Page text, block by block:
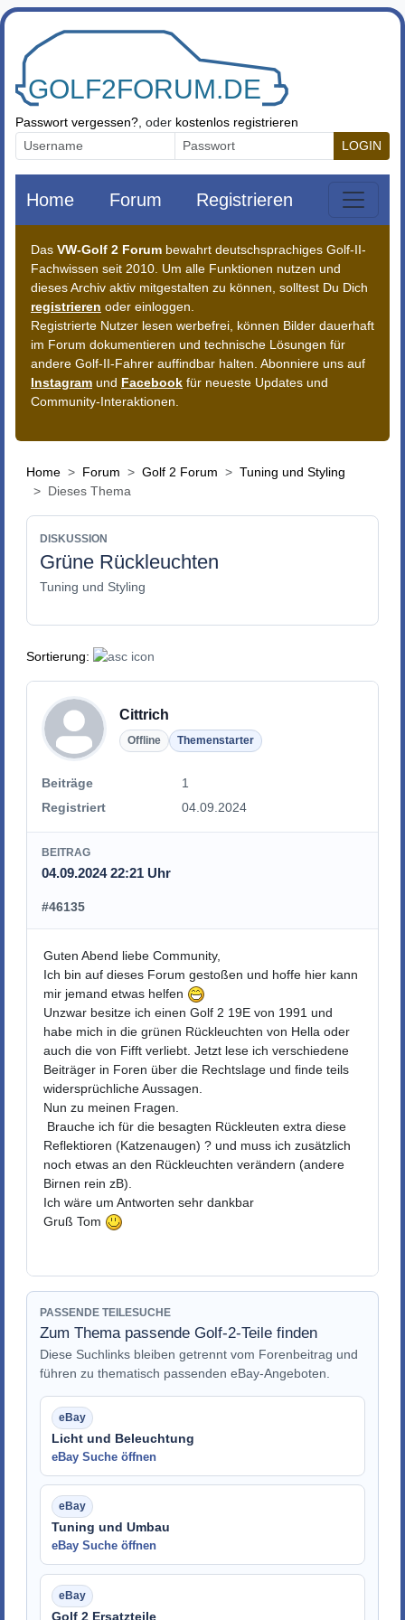
Zum Inhalt springen
Passwort vergessen? , oder kostenlos registrieren
LOGIN
Home Forum Registrieren
Das VW-Golf 2 Forum bewahrt deutschsprachiges Golf-II-
Fachwissen seit 2010. Um alle Funktionen nutzen und
dieses Archiv aktiv mitgestalten zu können, solltest Du Dich
registrieren oder einloggen.
Registrierte Nutzer lesen werbefrei, können Bilder dauerhaft
im Forum dokumentieren und technische Lösungen für
andere Golf-II-Fahrer auffindbar halten. Abonniere uns auf
Instagram und Facebook für neueste Updates und
Community-Interaktionen.
Home Forum Golf 2 Forum
Tuning und Styling
Dieses Thema
DISKUSSION
Grüne Rückleuchten
Tuning und Styling
Sortierung:
Cittrich
Offline Themenstarter
Beiträge
1
Registriert
04.09.2024
BEITRAG
04.09.2024 22:21 Uhr
#46135
Guten Abend liebe Community,
Ich bin auf dieses Forum gestoßen und hoffe hier kann
mir jemand etwas helfen
Unzwar besitze ich einen Golf 2 19E von 1991 und
habe mich in die grünen Rückleuchten von Hella oder
auch die von Fifft verliebt. Jetzt lese ich verschiedene
Beiträger in Foren über die Rechtslage und finde teils
widersprüchliche Aussagen.
Nun zu meinen Fragen.
Brauche ich für die besagten Rückleuten extra diese
Reflektioren (Katzenaugen) ? und muss ich zusätzlich
noch etwas an den Rückleuchten verändern (andere
Birnen rein zB).
Ich wäre um Antworten sehr dankbar
Gruß Tom
PASSENDE TEILESUCHE
Zum Thema passende Golf-2-Teile finden
Diese Suchlinks bleiben getrennt vom Forenbeitrag und
führen zu thematisch passenden eBay-Angeboten.
Licht und Beleuchtung
eBay Suche öffnen
Tuning und Umbau
eBay Suche öffnen
Golf 2 Ersatzteile